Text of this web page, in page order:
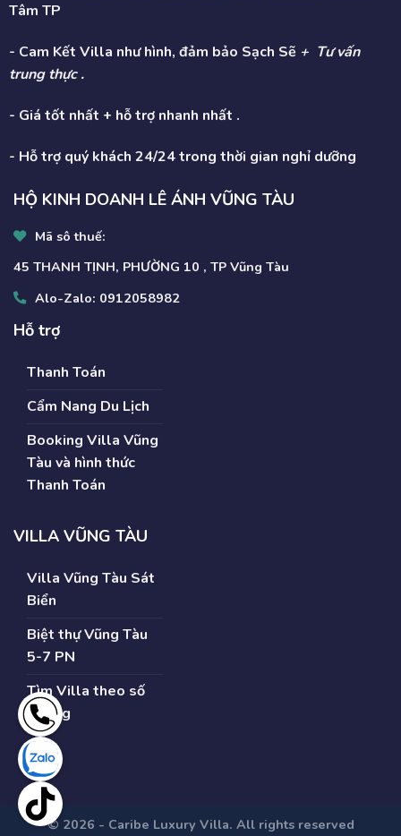
Tâm TP
- Cam Kết Villa như hình, đảm bảo Sạch Sẽ + Tư vấn
trung thực .
- Giá tốt nhất + hỗ trợ nhanh nhất .
- Hỗ trợ quý khách 24/24 trong thời gian nghỉ dưỡng
HỘ KINH DOANH LÊ ÁNH VŨNG TÀU
Mã sô thuế:
45 THANH TỊNH, PHƯỜNG 10 , TP Vũng Tàu
Alo-Zalo: 0912058982
Hỗ trợ
Thanh Toán
Cẩm Nang Du Lịch
Booking Villa Vũng
Tàu và hình thức
Thanh Toán
VILLA VŨNG TÀU
Villa Vũng Tàu Sát
Biển
Biệt thự Vũng Tàu
5-7 PN
Tìm Villa theo số
Phòng
© 2026 - Caribe Luxury Villa. All rights reserved